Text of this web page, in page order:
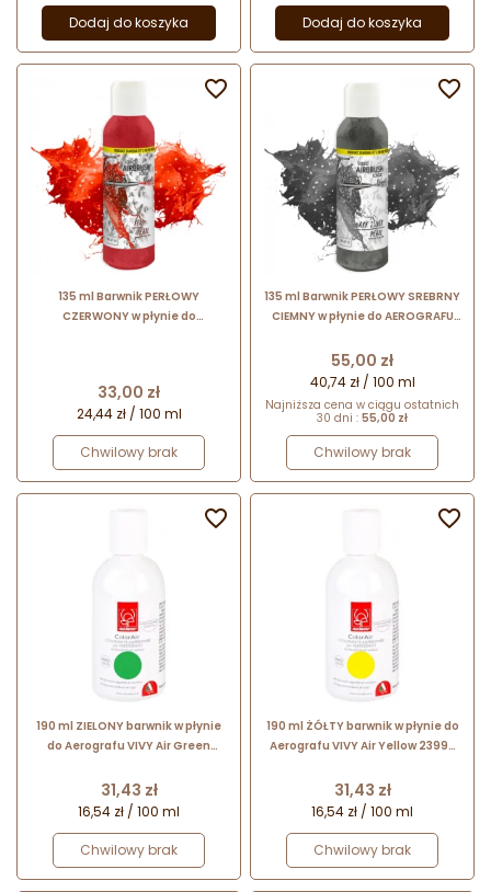
Dodaj do koszyka Dodaj do koszyka
135 ml Barwnik PERŁOWY
CZERWONY w płynie do
Cena
33,00 zł
24,44 zł / 100 ml
Chwilowy brak

135 ml Barwnik PERŁOWY SREBRNY
CIEMNY w płynie do AEROGRAFU
Cena
55,00 zł
40,74 zł / 100 ml
Najniższa cena w ciągu ostatnich
30 dni : 55,00 zł
Chwilowy brak

190 ml ZIELONY barwnik w płynie
do Aerografu VIVY Air Green
Cena
31,43 zł
16,54 zł / 100 ml
Chwilowy brak

190 ml ŻÓŁTY barwnik w płynie do
Aerografu VIVY Air Yellow 23996
Cena
31,43 zł
16,54 zł / 100 ml
Chwilowy brak
